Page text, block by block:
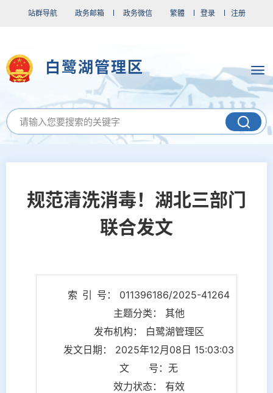
站群导航 政务邮箱 政务微信 繁體 登录 注册
白鹭湖管理区
规范清洗消毒！湖北三部门
联合发文
索 引 号： 011396186/2025-41264
主题分类： 其他
发布机构： 白鹭湖管理区
发文日期： 2025年12月08日 15:03:03
文 号：无
效力状态： 有效